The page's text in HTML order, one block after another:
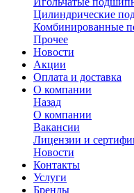
Цилиндрические
Комбинированные
Прочее
Новости
Акции
Оплата и доставка
О компании
Назад
О компании
Вакансии
Лицензии и
Новости
Контакты
Услуги
Бренды